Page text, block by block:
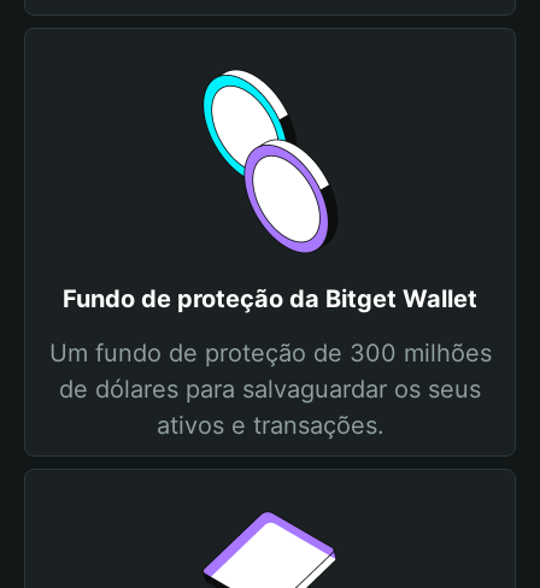
Fundo de proteção da Bitget Wallet
Um fundo de proteção de 300 milhões
de dólares para salvaguardar os seus
ativos e transações.